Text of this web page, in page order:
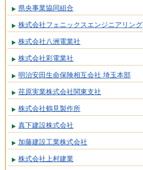
県央事業協同組合
株式会社フェニックスエンジニアリング
株式会社八洲電業社
株式会社彩電業社
明治安田生命保険相互会社 埼玉本部
荏原実業株式会社関東支社
株式会社鶴見製作所
真下建設株式会社
加藤建設工業株式会社
株式会社上村建業